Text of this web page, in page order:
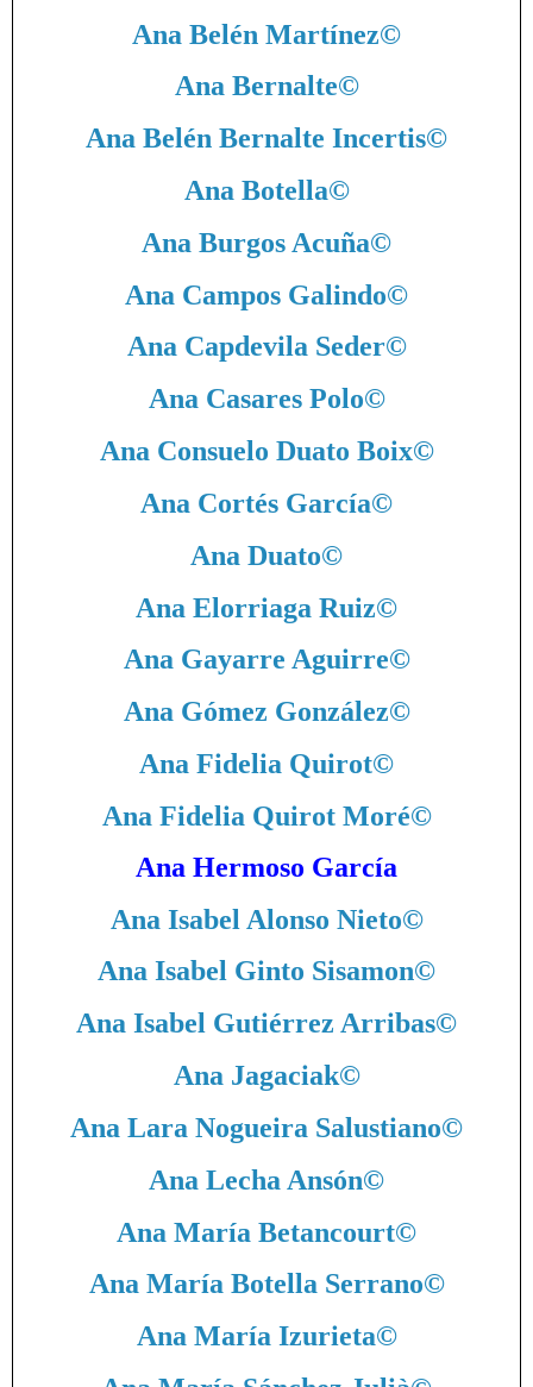
Ana Belén Martínez©
Ana Bernalte©
Ana Belén Bernalte Incertis©
Ana Botella©
Ana Burgos Acuña©
Ana Campos Galindo©
Ana Capdevila Seder©
Ana Casares Polo©
Ana Consuelo Duato Boix©
Ana Cortés García©
Ana Duato©
Ana Elorriaga Ruiz©
Ana Gayarre Aguirre©
Ana Gómez González©
Ana Fidelia Quirot©
Ana Fidelia Quirot Moré©
Ana Hermoso García
Ana Isabel Alonso Nieto©
Ana Isabel Ginto Sisamon©
Ana Isabel Gutiérrez Arribas©
Ana Jagaciak©
Ana Lara Nogueira Salustiano©
Ana Lecha Ansón©
Ana María Betancourt©
Ana María Botella Serrano©
Ana María Izurieta©